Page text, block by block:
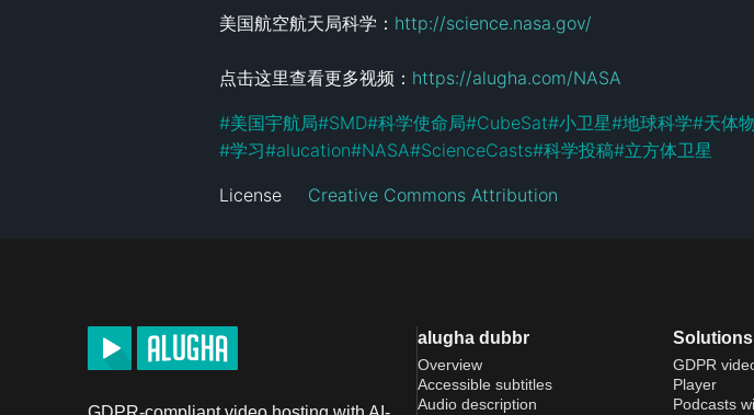
美国航空航天局科学： http://science.nasa.gov/
点击这里查看更多视频： https://alugha.com/NASA
#美国宇航局#SMD#科学使命局#CubeSat#小卫星#地球科学#天体
#学习#alucation#NASA#ScienceCasts#科学投稿#立方体卫星
License Creative Commons Attribution
alugha dubbr
Overview
Accessible subtitles
Audio description
Solutions
GDPR
Player
Podcasts